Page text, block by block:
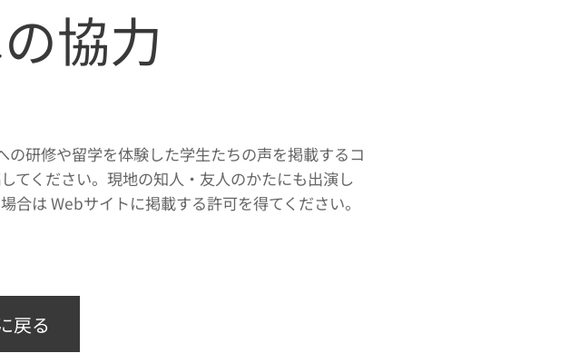
協力
研修や留学を体験した学生たちの声を掲載するコ
てください。現地の知人・友人のかたにも出演し
は Webサイトに掲載する許可を得てください。
戻る